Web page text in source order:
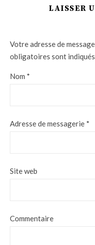
LAISSER
Votre adresse de
obligatoires sont
Nom *
Adresse de messagerie *
Site web
Commentaire